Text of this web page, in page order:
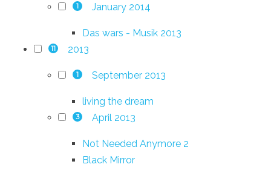
1 January 2014
Das wars - Musik 2013
11 2013
1 September 2013
living the dream
3 April 2013
Not Needed Anymore 2
Black Mirror